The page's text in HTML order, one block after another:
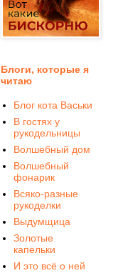
Блоги, которые я
читаю
Блог кота Васьки
В гостях у
рукодельницы
Волшебный дом
Волшебный
фонарик
Всяко-разные
рукоделки
Выдумщица
Золотые
капельки
И это всё о ней